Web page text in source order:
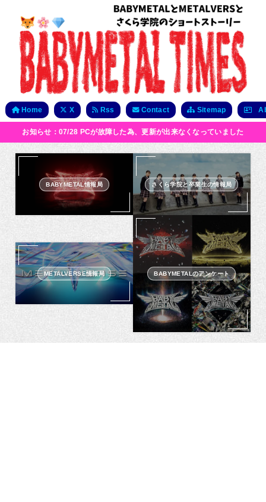
Home X Rss Contact Sitemap
お知らせ：07/28 PCが故障した為、更新が出来なくなっていました
BABYMETAL情報局 さくら学院と卒業生の情報局
METALVERSE情報局 BABYMETALのアンケート